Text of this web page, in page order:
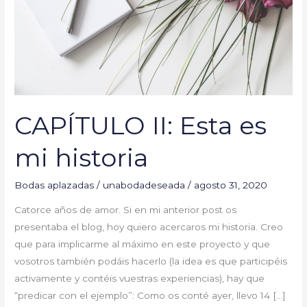
CAPÍTULO II: Esta es
mi historia
Bodas aplazadas / unabodadeseada/ agosto 31, 2020
Catorce años de amor. Si en mi anterior post os
presentaba el blog, hoy quiero acercaros mi historia. Creo
que para implicarme al máximo en este proyecto y que
vosotros también podáis hacerlo (la idea es que participéis
activamente y contéis vuestras experiencias), hay que
“predicar con el ejemplo”: Como os conté ayer, llevo 14 […]